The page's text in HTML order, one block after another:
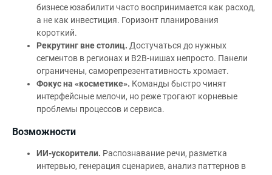
бизнесе юзабилити часто воспринимается как расход,
а не как инвестиция. Горизонт планирования
короткий.
Рекрутинг вне столиц. Достучаться до нужных
сегментов в регионах и B2B‑нишах непросто. Панели
ограничены, саморепрезентативность хромает.
Фокус на «косметике». Команды быстро чинят
интерфейсные мелочи, но реже трогают корневые
проблемы процессов и сервиса.
Возможности
ИИ‑ускорители. Распознавание речи, разметка
интервью, генерация сценариев, анализ паттернов в